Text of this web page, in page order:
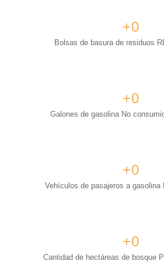
+0
Bolsas de basura de residuos
+0
Galones de gasolina No
+0
Vehículos de pasajeros a gasolina
+0
Cantidad de hectáreas de bosque